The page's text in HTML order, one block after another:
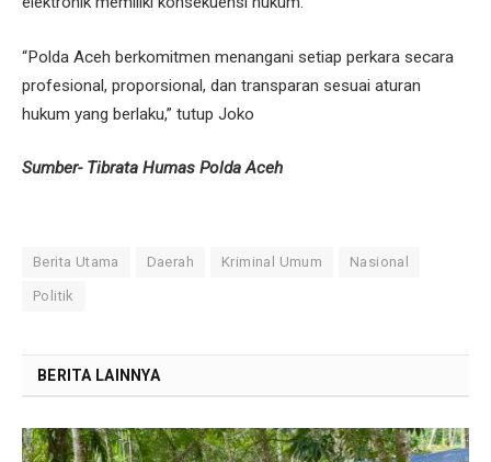
“Polda Aceh berkomitmen menangani setiap perkara secara
profesional, proporsional, dan transparan sesuai aturan
hukum yang berlaku,” tutup Joko
Sumber- Tibrata Humas Polda Aceh
Berita Utama Daerah Kriminal Umum Nasional
Politik
BERITA LAINNYA